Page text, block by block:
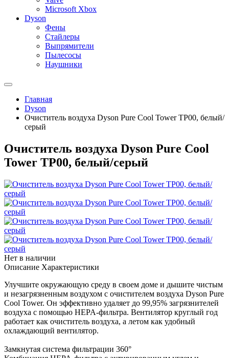
Microsoft Xbox
Dyson
Фены
Стайлеры
Выпрямители
Пылесосы
Наушники
Главная
Dyson
Очиститель воздуха Dyson Pure Cool Tower TP00, белый/
серый
Очиститель воздуха Dyson Pure Cool
Tower TP00, белый/серый
Нет в наличии
Описание Характеристики
Улучшите окружающую среду в своем доме и дышите чистым
и незагрязненным воздухом с очистителем воздуха Dyson Pure
Cool Tower. Он эффективно удаляет до 99,95% загрязнителей
воздуха с помощью HEPA-фильтра. Вентилятор круглый год
работает как очиститель воздуха, а летом как удобный
охлаждающий вентилятор.
Замкнутая система фильтрации 360°